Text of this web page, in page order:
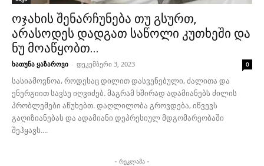
ოჯახის შენარჩუნება თუ გსურთ,
არასოდეს დადგათ საწოლი კუთხეში და
ნუ მოაწყობთ...
ხათუნა ყაზაროვი - დეკემბერი 3, 2023 0
სასიამოვნოა, როდესაც დილით დასვენებული, ძალითა და
ენერგიით სავსე იღვიძებ. მაგრამ ხშირად ადამიანებს ძილის
პრობლემები აწუხებთ. დაღლილობა გროვდება, იწვევს
გაღიზიანებას და ადამიანი დეპრესიულ მდგომარეობაში
შეჰყავს....
- რეკლამა -